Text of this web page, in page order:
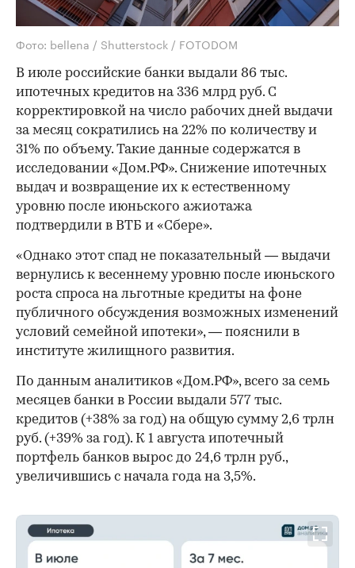
Фото: bellena / Shutterstock / FOTODOM
В июле российские банки выдали 86 тыс.
ипотечных кредитов на 336 млрд руб. С
корректировкой на число рабочих дней выдачи
за месяц сократились на 22% по количеству и
31% по объему. Такие данные содержатся в
исследовании «Дом.РФ». Снижение ипотечных
выдач и возвращение их к естественному
уровню после июньского ажиотажа
подтвердили в ВТБ и «Сбере».
«Однако этот спад не показательный — выдачи
вернулись к весеннему уровню после июньского
роста спроса на льготные кредиты на фоне
публичного обсуждения возможных изменений
условий семейной ипотеки», — пояснили в
институте жилищного развития.
По данным аналитиков «Дом.РФ», всего за семь
месяцев банки в России выдали 577 тыс.
кредитов (+38% за год) на общую сумму 2,6 трлн
руб. (+39% за год). К 1 августа ипотечный
портфель банков вырос до 24,6 трлн руб.,
увеличившись с начала года на 3,5%.